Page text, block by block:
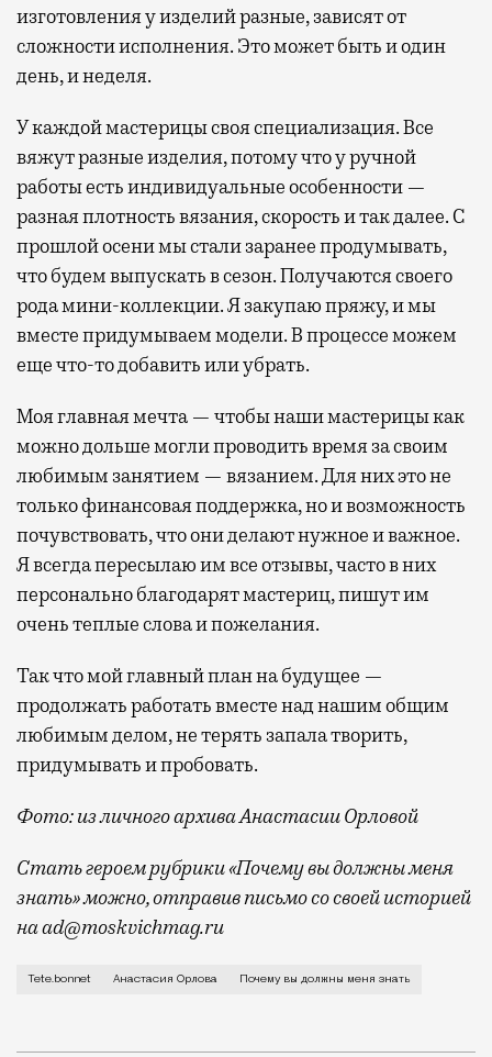
изготовления у изделий разные, зависят от
сложности исполнения. Это может быть и один
день, и неделя.
У каждой мастерицы своя специализация. Все
вяжут разные изделия, потому что у ручной
работы есть индивидуальные особенности —
разная плотность вязания, скорость и так далее. С
прошлой осени мы стали заранее продумывать,
что будем выпускать в сезон. Получаются своего
рода мини-коллекции. Я закупаю пряжу, и мы
вместе придумываем модели. В процессе можем
еще что-то добавить или убрать.
Моя главная мечта — чтобы наши мастерицы как
можно дольше могли проводить время за своим
любимым занятием — вязанием. Для них это не
только финансовая поддержка, но и возможность
почувствовать, что они делают нужное и важное.
Я всегда пересылаю им все отзывы, часто в них
персонально благодарят мастериц, пишут им
очень теплые слова и пожелания.
Так что мой главный план на будущее —
продолжать работать вместе над нашим общим
любимым делом, не терять запала творить,
придумывать и пробовать.
Фото: из личного архива Анастасии Орловой
Стать героем рубрики «Почему вы должны меня
знать» можно, отправив письмо со своей историей
на ad@moskvichmag.ru
Я родилась и выросла в Рязани. В детстве я
Tete.bonnet Анастасия Орлова Почему вы должны меня знать